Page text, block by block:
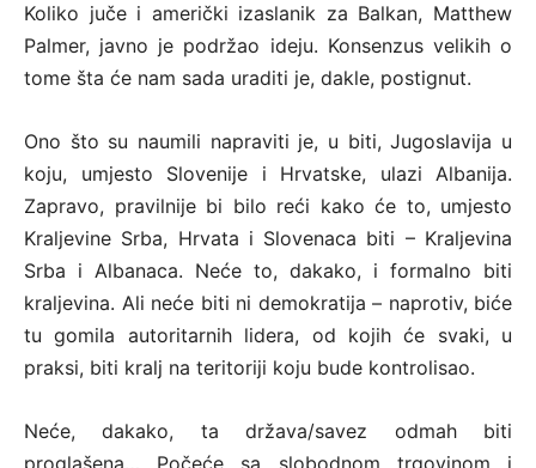
Koliko juče i američki izaslanik za Balkan, Matthew
Palmer, javno je podržao ideju. Konsenzus velikih o
tome šta će nam sada uraditi je, dakle, postignut.
Ono što su naumili napraviti je, u biti, Jugoslavija u
koju, umjesto Slovenije i Hrvatske, ulazi Albanija.
Zapravo, pravilnije bi bilo reći kako će to, umjesto
Kraljevine Srba, Hrvata i Slovenaca biti – Kraljevina
Srba i Albanaca. Neće to, dakako, i formalno biti
kraljevina. Ali neće biti ni demokratija – naprotiv, biće
tu gomila autoritarnih lidera, od kojih će svaki, u
praksi, biti kralj na teritoriji koju bude kontrolisao.
Neće, dakako, ta država/savez odmah biti